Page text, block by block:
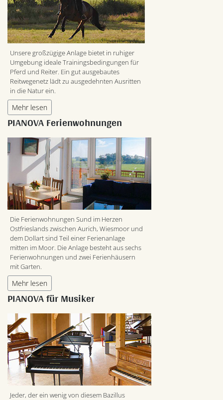
Unsere großzügige Anlage bietet in ruhiger
Umgebung ideale Trainingsbedingungen für
Pferd und Reiter. Ein gut ausgebautes
Reitwegenetz lädt zu ausgedehnten Ausritten
in die Natur ein.
Mehr lesen
PIANOVA Ferienwohnungen
Die Ferienwohnungen Sund im Herzen
Ostfrieslands zwischen Aurich, Wiesmoor und
dem Dollart sind Teil einer Ferienanlage
mitten im Moor. Die Anlage besteht aus sechs
Ferienwohnungen und zwei Ferienhäusern
mit Garten.
Mehr lesen
PIANOVA für Musiker
Jeder, der ein wenig von diesem Bazillus